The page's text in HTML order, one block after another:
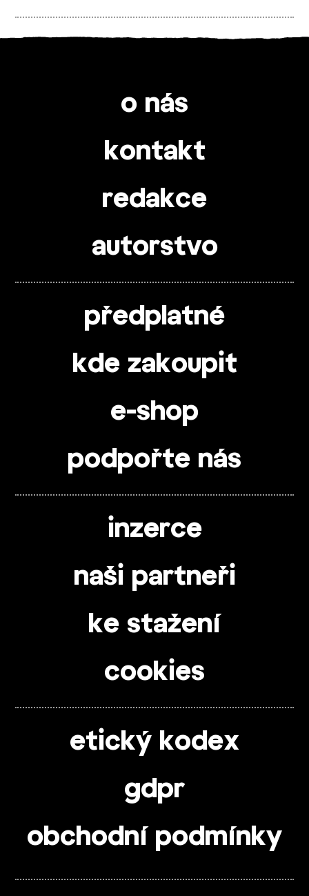
o nás
kontakt
redakce
autorstvo
předplatné
kde zakoupit
e-shop
podpořte nás
inzerce
naši partneři
ke stažení
cookies
etický kodex
gdpr
obchodní podmínky